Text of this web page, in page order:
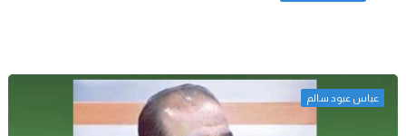
عباس عبود سالم